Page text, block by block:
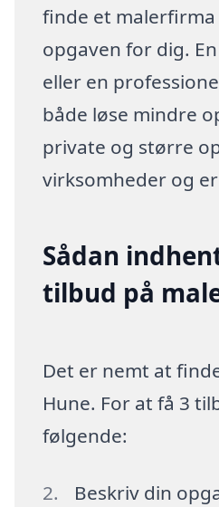
finde et
opgaven for dig.
eller en
både løse mindre
private og større
virksomheder og
Sådan
tilbud på
Det er nemt at
Hune. For at få 3
følgende:
Beskriv din